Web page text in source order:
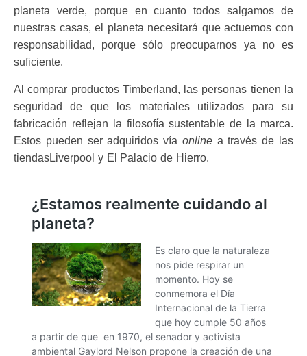
planeta verde, porque en cuanto todos salgamos de
nuestras casas, el planeta necesitará que actuemos con
responsabilidad, porque sólo preocuparnos ya no es
suficiente.
Al comprar productos Timberland, las personas tienen la
seguridad de que los materiales utilizados para su
fabricación reflejan la filosofía sustentable de la marca.
Estos pueden ser adquiridos vía onlinea través de las
tiendasLiverpool y El Palacio de Hierro.